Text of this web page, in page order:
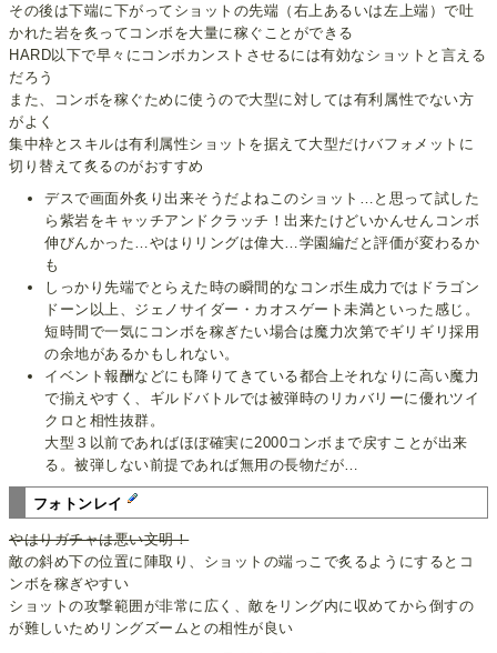
その後は下端に下がってショットの先端（右上あるいは左上端）で吐
かれた岩を炙ってコンボを大量に稼ぐことができる
HARD以下で早々にコンボカンストさせるには有効なショットと言える
だろう
また、コンボを稼ぐために使うので大型に対しては有利属性でない方
がよく
集中枠とスキルは有利属性ショットを据えて大型だけバフォメットに
切り替えて炙るのがおすすめ
デスで画面外炙り出来そうだよねこのショット…と思って試した
ら紫岩をキャッチアンドクラッチ！出来たけどいかんせんコンボ
伸びんかった…やはりリングは偉大…学園編だと評価が変わるか
も
しっかり先端でとらえた時の瞬間的なコンボ生成力ではドラゴン
ドーン以上、ジェノサイダー・カオスゲート未満といった感じ。
短時間で一気にコンボを稼ぎたい場合は魔力次第でギリギリ採用
の余地があるかもしれない。
イベント報酬などにも降りてきている都合上それなりに高い魔力
で揃えやすく、ギルドバトルでは被弾時のリカバリーに優れツイ
クロと相性抜群。
大型３以前であればほぼ確実に2000コンボまで戻すことが出来
る。被弾しない前提であれば無用の長物だが…
フォトンレイ
やはりガチャは悪い文明！
敵の斜め下の位置に陣取り、ショットの端っこで炙るようにするとコ
ンボを稼ぎやすい
ショットの攻撃範囲が非常に広く、敵をリング内に収めてから倒すの
が難しいためリングズームとの相性が良い